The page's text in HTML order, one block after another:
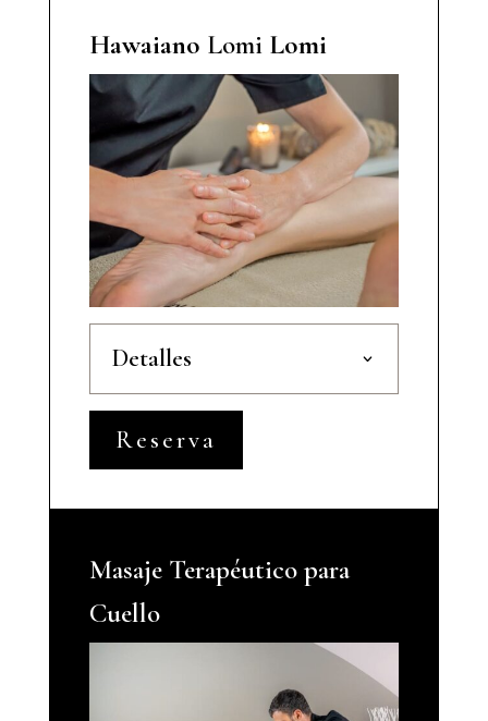
Hawaiano LomiLomi
Detalles
Reserva
Masaje Terapéutico para
Cuello